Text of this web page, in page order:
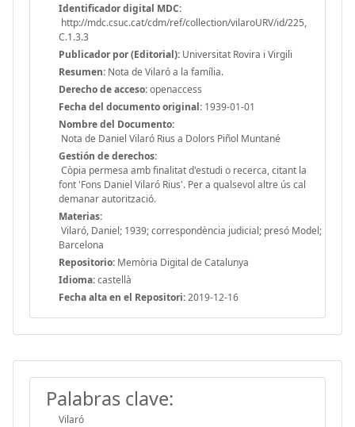
Identificador digital MDC:
http://mdc.csuc.cat/cdm/ref/collection/vilaroURV/id/225,
C.1.3.3
Publicador por (Editorial): Universitat Rovira i Virgili
Resumen: Nota de Vilaró a la família.
Derecho de acceso:openaccess
Fecha del documento original: 1939-01-01
Nombre del Documento:
Nota de Daniel Vilaró Rius a Dolors Piñol Muntané
Gestión de derechos:
Còpia permesa amb finalitat d'estudi o recerca, citant la
font 'Fons Daniel Vilaró Rius'. Per a qualsevol altre ús cal
demanar autorització.
Materias:
Vilaró, Daniel; 1939; correspondència judicial; presó Model;
Barcelona
Repositorio: Memòria Digital de Catalunya
Idioma:castellà
Fecha alta en el Repositori:2019-12-16
Palabras clave:
Vilaró